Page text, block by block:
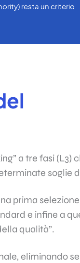
resta un criterio
a tre fasi (L3)
soglie
prima
e infine a
qualità”.
eliminando